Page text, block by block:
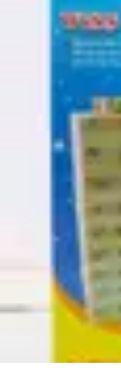
Passion du Padel
Culture et Pratique
Passion du